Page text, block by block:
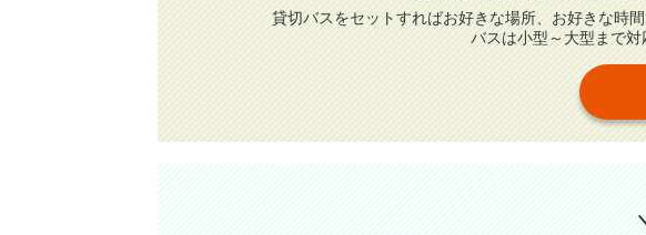
貸切バスをセットすればお好きな場所、お好きな時
バスは小型～大型まで対